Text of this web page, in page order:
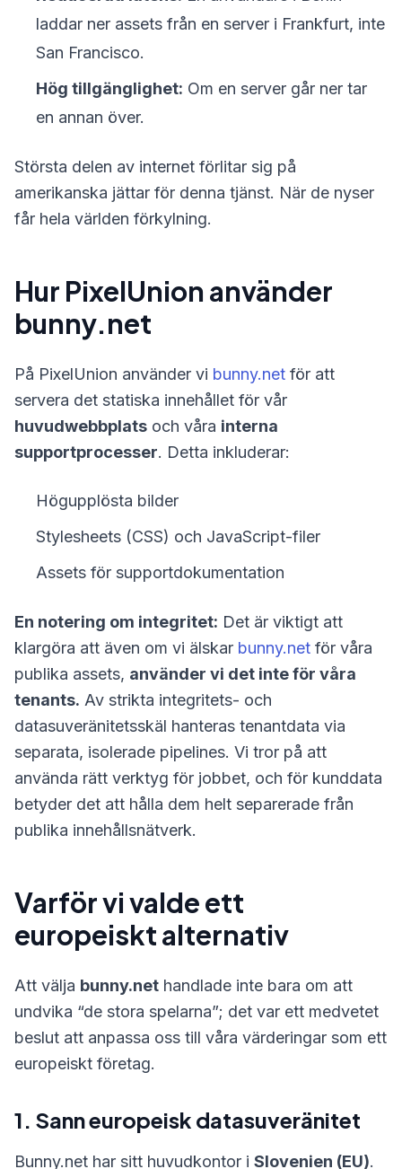
laddar ner assets från en server i Frankfurt, inte
San Francisco.
Hög tillgänglighet: Om en server går ner tar
en annan över.
Största delen av internet förlitar sig på
amerikanska jättar för denna tjänst. När de nyser
får hela världen förkylning.
Hur PixelUnion använder
bunny.net
På PixelUnion använder vi bunny.net för att
servera det statiska innehållet för vår
huvudwebbplats och våra interna
supportprocesser. Detta inkluderar:
Högupplösta bilder
Stylesheets (CSS) och JavaScript-filer
Assets för supportdokumentation
En notering om integritet: Det är viktigt att
klargöra att även om vi älskar bunny.net för våra
publika assets, använder vi det inte för våra
tenants. Av strikta integritets- och
datasuveränitetsskäl hanteras tenantdata via
separata, isolerade pipelines. Vi tror på att
använda rätt verktyg för jobbet, och för kunddata
betyder det att hålla dem helt separerade från
publika innehållsnätverk.
Varför vi valde ett
europeiskt alternativ
Att välja bunny.net handlade inte bara om att
undvika “de stora spelarna”; det var ett medvetet
beslut att anpassa oss till våra värderingar som ett
europeiskt företag.
1. Sann europeisk datasuveränitet
Bunny.net har sitt huvudkontor i Slovenien (EU).